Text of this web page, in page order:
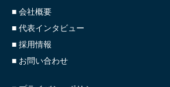
■ 会社概要
■ 代表インタビュー
■ 採用情報
■ お問い合わせ